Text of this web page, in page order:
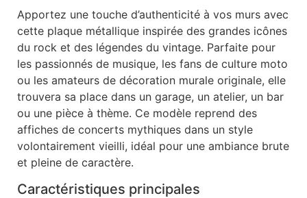
Apportez une touche d’authenticité à vos murs avec
cette plaque métallique inspirée des grandes icônes
du rock et des légendes du vintage. Parfaite pour
les passionnés de musique, les fans de culture moto
ou les amateurs de décoration murale originale, elle
trouvera sa place dans un garage, un atelier, un bar
ou une pièce à thème. Ce modèle reprend des
affiches de concerts mythiques dans un style
volontairement vieilli, idéal pour une ambiance brute
et pleine de caractère.
Caractéristiques principales